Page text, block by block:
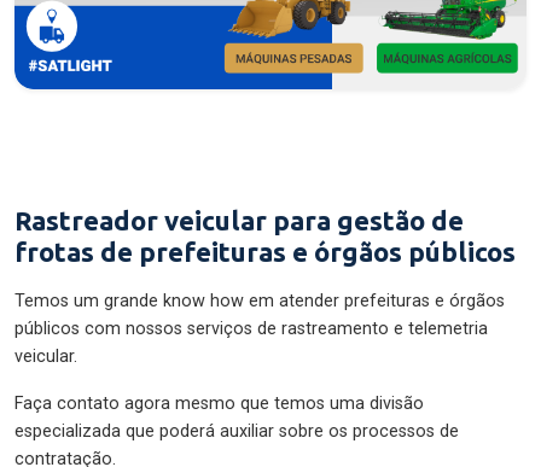
Rastreador veicular para gestão de
frotas de prefeituras e órgãos públicos
Temos um grande know how em atender prefeituras e órgãos
públicos com nossos serviços de rastreamento e telemetria
veicular.
Faça contato agora mesmo que temos uma divisão
especializada que poderá auxiliar sobre os processos de
contratação.